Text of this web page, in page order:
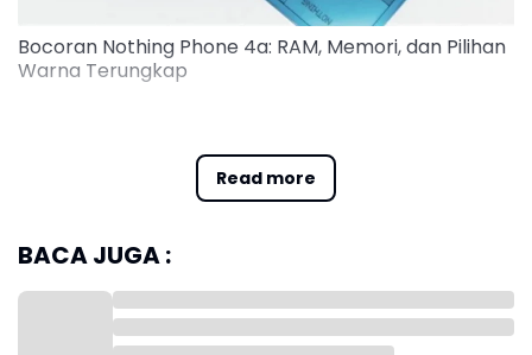
Read more
Bocoran Nothing Phone 4a: RAM, Memori, dan Pilihan
Warna Terungkap
bocoran soal spesifikasi dan varian ponsel mulai
bermunculan, seperti dilaporkan Gizmochina pada
Sebelumnya, Phone (4a) terlihat di aplikasi pengujian
Geekbench yang mengonfirmasi bakal pakai chipset
Snapdragon 7s Gen 4 dan dukungan RAM hingga
BACA JUGA :